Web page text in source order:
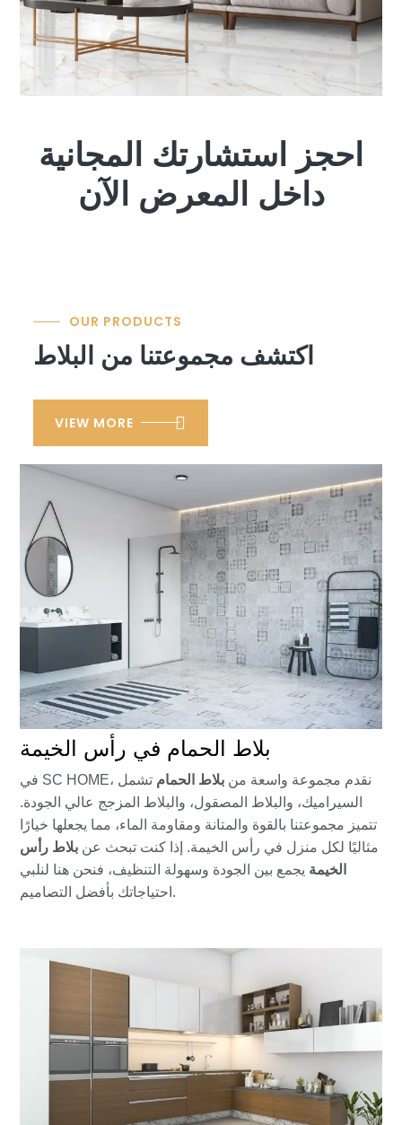
احجز استشارتك المجانية
داخل المعرض الآن
OUR PRODUCTS
اكتشف مجموعتنا من البلاط
VIEW MORE
بلاط الحمام في رأس الخيمة
في SC HOME، نقدم مجموعة واسعة من بلاط الحمام تشمل
السيراميك، والبلاط المصقول، والبلاط المزجج عالي الجودة.
تتميز مجموعتنا بالقوة والمتانة ومقاومة الماء، مما يجعلها خيارًا
مثاليًا لكل منزل في رأس الخيمة. إذا كنت تبحث عن بلاط رأس
الخيمة يجمع بين الجودة وسهولة التنظيف، فنحن هنا لنلبي
احتياجاتك بأفضل التصاميم.